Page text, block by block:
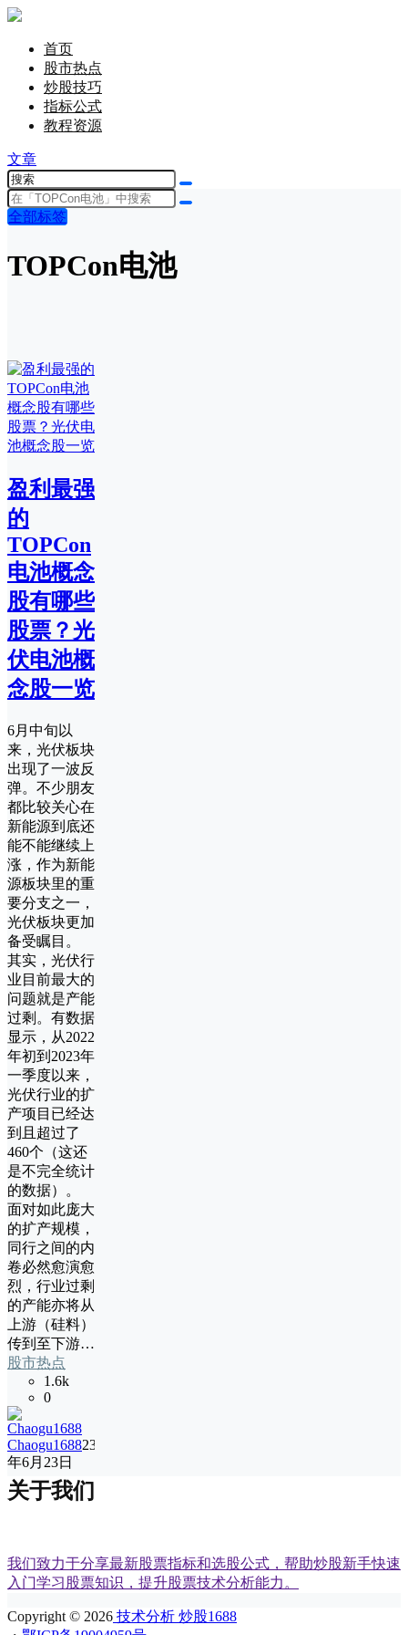
首页
股市热点
炒股技巧
指标公式
教程资源
文章
全部标签
TOPCon电池
盈利最强
的
TOPCon
电池概念
股有哪些
股票？光
伏电池概
念股一览
6月中旬以
来，光伏板块
出现了一波反
弹。不少朋友
都比较关心在
新能源到底还
能不能继续上
涨，作为新能
源板块里的重
要分支之一，
光伏板块更加
备受瞩目。
其实，光伏行
业目前最大的
问题就是产能
过剩。有数据
显示，从2022
年初到2023年
一季度以来，
光伏行业的扩
产项目已经达
到且超过了
460个（这还
是不完全统计
的数据）。
面对如此庞大
的扩产规模，
同行之间的内
卷必然愈演愈
烈，行业过剩
的产能亦将从
上游（硅料）
传到至下游…
股市热点
1.6k
0
Chaogu168823
年6月23日
关于我们
我们致力于分享最新股票指标和选股公式，帮助炒股新手快速
入门学习股票知识，提升股票技术分析能力。
Copyright © 2026 技术分析 炒股1688